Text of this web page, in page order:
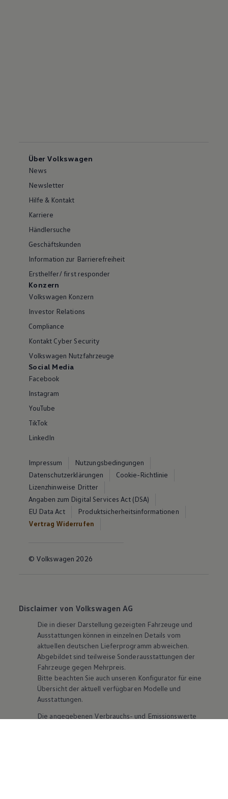
Über Volkswagen
News
Newsletter
Hilfe & Kontakt
Karriere
Händlersuche
Geschäftskunden
Information zur Barrierefreiheit
Ersthelfer/ first responder
Konzern
Volkswagen Konzern
Investor Relations
Compliance
Kontakt Cyber Security
Volkswagen Nutzfahrzeuge
Social Media
Facebook
Instagram
YouTube
TikTok
LinkedIn
Impressum
Nutzungsbedingungen
Datenschutzerklärungen
Cookie-Richtlinie
Lizenzhinweise Dritter
Angaben zum Digital Services Act (DSA)
EU Data Act
Produktsicherheitsinformationen
Vertrag Widerrufen
© Volkswagen 2026
Disclaimer von Volkswagen AG
Die in dieser Darstellung gezeigten Fahrzeuge und
Ausstattungen können in einzelnen Details vom
aktuellen deutschen Lieferprogramm abweichen.
Abgebildet sind teilweise Sonderausstattungen der
Fahrzeuge gegen Mehrpreis.
Bitte beachten Sie auch unseren Konfigurator für eine
Übersicht der aktuell verfügbaren Modelle und
Ausstattungen.
Die angegebenen Verbrauchs- und Emissionswerte